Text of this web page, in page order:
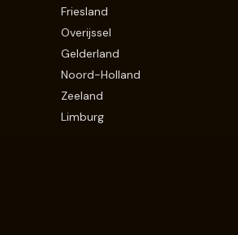
Friesland
Overijssel
Gelderland
Noord-Holland
Zeeland
Limburg